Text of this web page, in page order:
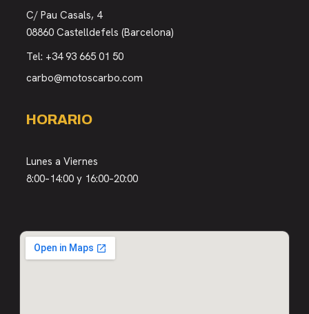
C/ Pau Casals, 4
08860 Castelldefels (Barcelona)
Tel: +34 93 665 01 50
carbo@motoscarbo.com
HORARIO
Lunes a Viernes
8:00–14:00 y 16:00–20:00